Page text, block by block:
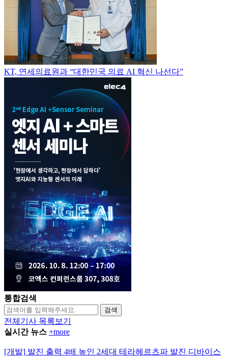
KT, 연세의료원과 “대한민국 의료 AI 혁신 나선다”
통합검색
검색
전체기사 목록보기
실시간 뉴스 +more
[개발] 발진 출력 4배 높인 2세대 테라헤르츠파 발진 디바이스